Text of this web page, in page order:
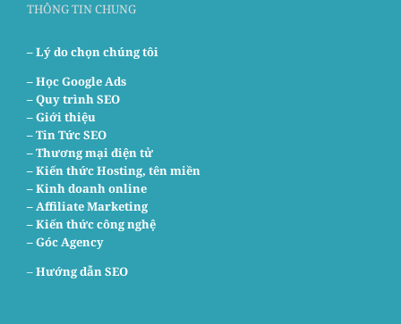
THÔNG TIN CHUNG
– Lý do chọn chúng tôi
–Học Google Ads
– Quy trình SEO
– Giới thiệu
– Tin Tức SEO
– Thương mại điện tử
– Kiến thức Hosting, tên miền
– Kinh doanh online
– Affiliate Marketing
– Kiến thức công nghệ
– Góc Agency
–Hướng dẫn SEO